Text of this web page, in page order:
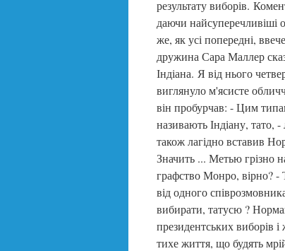
результату виборів.
даючи найсуперечливіші
же, як усі попередні,
дружина Сара Маллер
Індіана. Я від нього
виглянуло м'ясисте
він пробурчав: - Цим
називають Індіану, тато,
також лагідно вставив
Значить ... Метью грізно
графство Монро, вірно? -
від одного
вибирати, татусю ?
президентських виборів
тихе життя, що будять